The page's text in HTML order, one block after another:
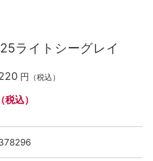
ライトシーグレイ
円 （税込）
（税込）